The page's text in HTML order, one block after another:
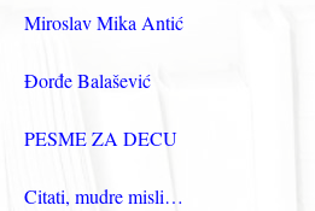
Miroslav Mika Antić
Đorđe Balašević
PESME ZA DECU
Citati, mudre misli…